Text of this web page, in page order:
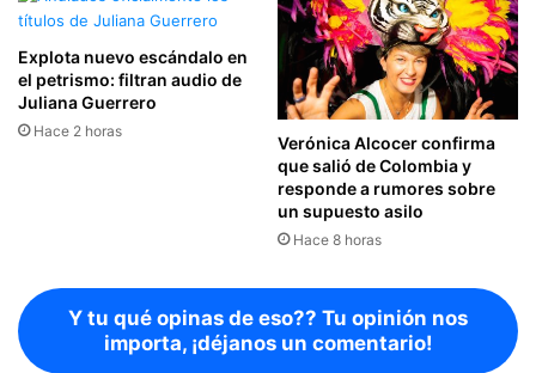
Explota nuevo escándalo en
el petrismo: filtran audio de
Juliana Guerrero
Hace 2 horas
Verónica Alcocer confirma
que salió de Colombia y
responde a rumores sobre
un supuesto asilo
Hace 8 horas
Y tu qué opinas de eso?? Tu opinión nos
importa, ¡déjanos un comentario!